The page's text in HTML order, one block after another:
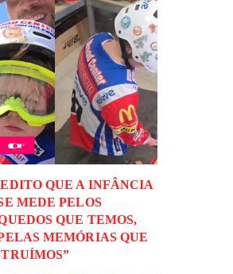
QUE A INFÂNCIA
MEDE PELOS
QUE TEMOS,
MEMÓRIAS QUE